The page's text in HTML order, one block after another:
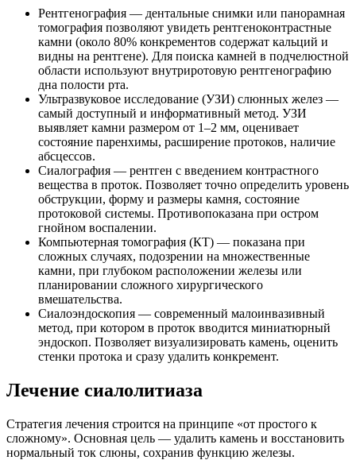
Рентгенография — дентальные снимки или панорамная
томография позволяют увидеть рентгеноконтрастные
камни (около 80% конкрементов содержат кальций и
видны на рентгене). Для поиска камней в подчелюстной
области используют внутриротовую рентгенографию
дна полости рта.
Ультразвуковое исследование (УЗИ) слюнных желез —
самый доступный и информативный метод. УЗИ
выявляет камни размером от 1–2 мм, оценивает
состояние паренхимы, расширение протоков, наличие
абсцессов.
Сиалография — рентген с введением контрастного
вещества в проток. Позволяет точно определить уровень
обструкции, форму и размеры камня, состояние
протоковой системы. Противопоказана при остром
гнойном воспалении.
Компьютерная томография (КТ) — показана при
сложных случаях, подозрении на множественные
камни, при глубоком расположении железы или
планировании сложного хирургического
вмешательства.
Сиалоэндоскопия — современный малоинвазивный
метод, при котором в проток вводится миниатюрный
эндоскоп. Позволяет визуализировать камень, оценить
стенки протока и сразу удалить конкремент.
Лечение сиалолитиаза
Стратегия лечения строится на принципе «от простого к
сложному». Основная цель — удалить камень и восстановить
нормальный ток слюны, сохранив функцию железы.